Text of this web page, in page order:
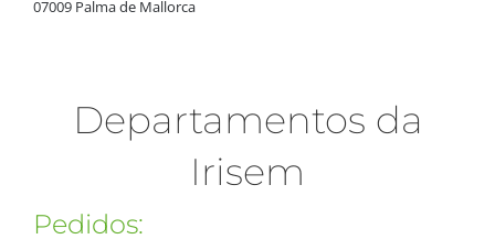
07009 Palma de Mallorca
Departamentos da
Irisem
Pedidos: